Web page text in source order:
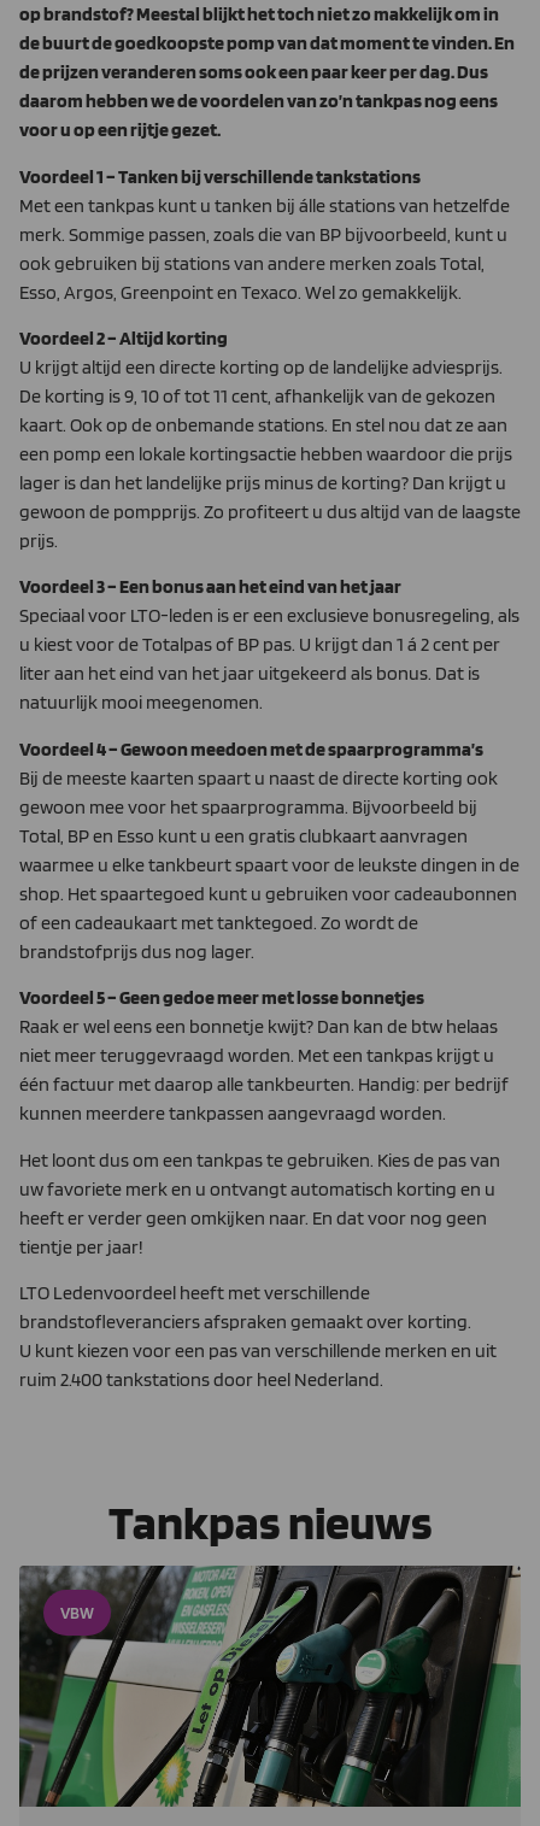
op brandstof? Meestal blijkt het toch niet zo makkelijk om in
de buurt de goedkoopste pomp van dat moment te vinden. En
de prijzen veranderen soms ook een paar keer per dag. Dus
daarom hebben we de voordelen van zo’n tankpas nog eens
voor u op een rijtje gezet.
Voordeel 1 – Tanken bij verschillende tankstations
Met een tankpas kunt u tanken bij álle stations van hetzelfde
merk. Sommige passen, zoals die van BP bijvoorbeeld, kunt u
ook gebruiken bij stations van andere merken zoals Total,
Esso, Argos, Greenpoint en Texaco. Wel zo gemakkelijk.
Voordeel 2 – Altijd korting
U krijgt altijd een directe korting op de landelijke adviesprijs.
De korting is 9, 10 of tot 11 cent, afhankelijk van de gekozen
kaart. Ook op de onbemande stations. En stel nou dat ze aan
een pomp een lokale kortingsactie hebben waardoor die prijs
lager is dan het landelijke prijs minus de korting? Dan krijgt u
gewoon de pompprijs. Zo profiteert u dus altijd van de laagste
prijs.
Voordeel 3 – Een bonus aan het eind van het jaar
Speciaal voor LTO-leden is er een exclusieve bonusregeling, als
u kiest voor de Totalpas of BP pas. U krijgt dan 1 á 2 cent per
liter aan het eind van het jaar uitgekeerd als bonus. Dat is
natuurlijk mooi meegenomen.
Voordeel 4 – Gewoon meedoen met de spaarprogramma’s
Bij de meeste kaarten spaart u naast de directe korting ook
gewoon mee voor het spaarprogramma. Bijvoorbeeld bij
Total, BP en Esso kunt u een gratis clubkaart aanvragen
waarmee u elke tankbeurt spaart voor de leukste dingen in de
shop. Het spaartegoed kunt u gebruiken voor cadeaubonnen
of een cadeaukaart met tanktegoed. Zo wordt de
brandstofprijs dus nog lager.
Voordeel 5 – Geen gedoe meer met losse bonnetjes
Raak er wel eens een bonnetje kwijt? Dan kan de btw helaas
niet meer teruggevraagd worden. Met een tankpas krijgt u
één factuur met daarop alle tankbeurten. Handig: per bedrijf
kunnen meerdere tankpassen aangevraagd worden.
Het loont dus om een tankpas te gebruiken. Kies de pas van
uw favoriete merk en u ontvangt automatisch korting en u
heeft er verder geen omkijken naar. En dat voor nog geen
tientje per jaar!
LTO Ledenvoordeel heeft met verschillende
brandstofleveranciers afspraken gemaakt over korting.
U kunt kiezen voor een pas van verschillende merken en uit
ruim 2.400 tankstations door heel Nederland.
Tankpas nieuws
VBW